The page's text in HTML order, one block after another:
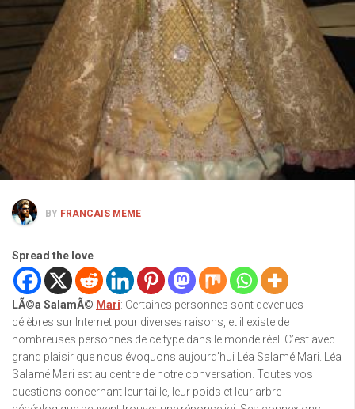
BY FRANCAIS MEME
Spread the love
LÃ©a SalamÃ© Mari: Certaines personnes sont devenues
célèbres sur Internet pour diverses raisons, et il existe de
nombreuses personnes de ce type dans le monde réel. C’est avec
grand plaisir que nous évoquons aujourd’hui Léa Salamé Mari. Léa
Salamé Mari est au centre de notre conversation. Toutes vos
questions concernant leur taille, leur poids et leur arbre